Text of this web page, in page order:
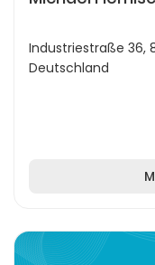
Industriestraße 36,
Deutschland